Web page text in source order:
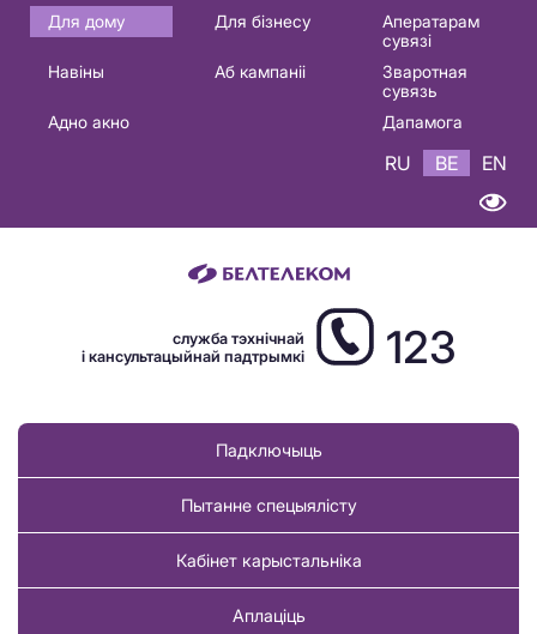
Основная
навигация
Для дому Для бізнесу
Аператарам
сувязі
Навіны
Аб кампаніі
Зваротная
сувязь
Адно акно
Дапамога
RU BE EN
служба тэхнічнай
і кансультацыйнай падтрымкі
123
Падключыць
Пытанне спецыялісту
Кабінет карыстальніка
Аплаціць